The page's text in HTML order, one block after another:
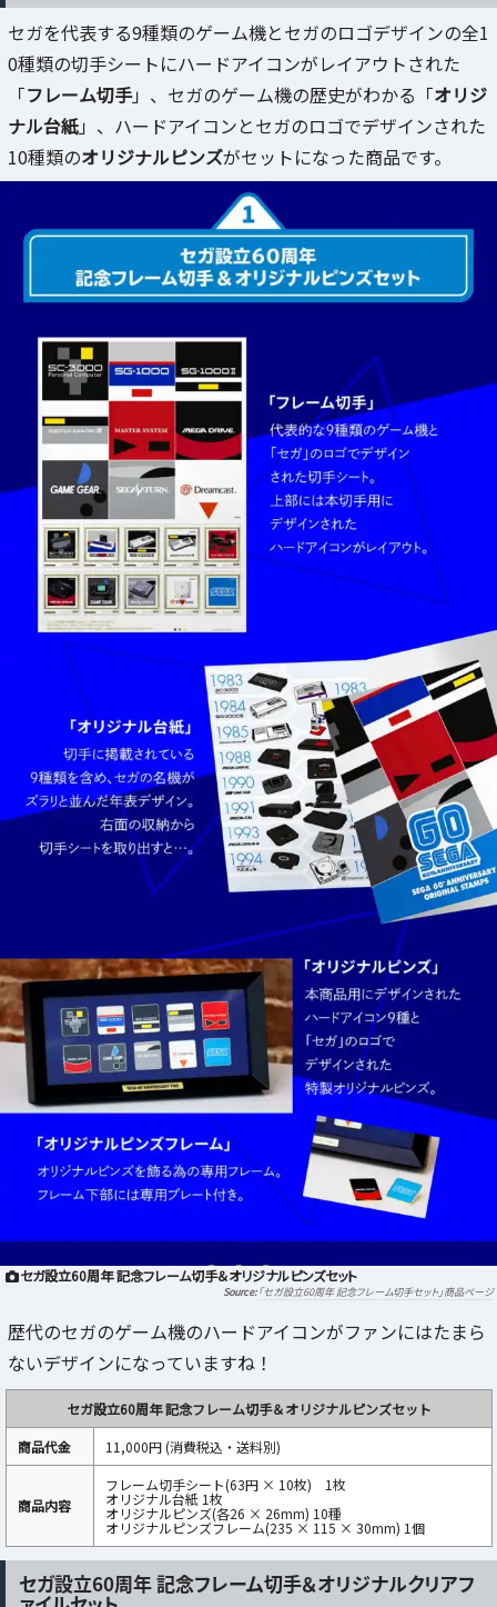
セガを代表する9種類のゲーム機とセガのロゴデザインの全1
0種類の切手シートにハードアイコンがレイアウトされた
「フレーム切手」、セガのゲーム機の歴史がわかる「オリジ
ナル台紙」、ハードアイコンとセガのロゴでデザインされた
10種類のオリジナルピンズがセットになった商品です。
セガ設立60周年 記念フレーム切手＆オリジナルピンズセット
「セガ設立60周年 記念フレーム切手セット」商品ページ
歴代のセガのゲーム機のハードアイコンがファンにはたまら
ないデザインになっていますね！
セガ設立60周年 記念フレーム切手＆オリジナルピンズセット
商品代金
11,000円 (消費税込・送料別)
商品内容‎
フレーム切手シート(63円 × 10枚) 1枚
オリジナル台紙 1枚
オリジナルピンズ(各26 × 26mm) 10種
オリジナルピンズフレーム(235 × 115 × 30mm) 1個
セガ設立60周年 記念フレーム切手＆オリジナルクリアフ